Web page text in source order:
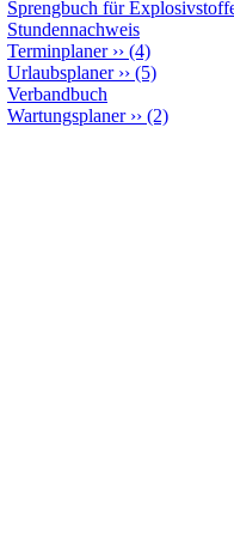
Sprengbuch für
Stundennachweis
Terminplaner›› (4)
Urlaubsplaner›› (5)
Verbandbuch
Wartungsplaner›› (2)